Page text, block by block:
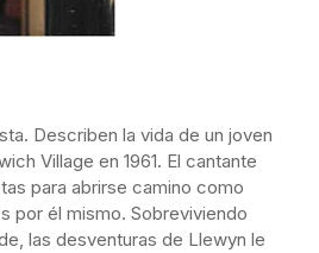
Describen la vida de un joven
Village en 1961. El cantante
para abrirse camino como
por él mismo. Sobreviviendo
las desventuras de Llewyn le